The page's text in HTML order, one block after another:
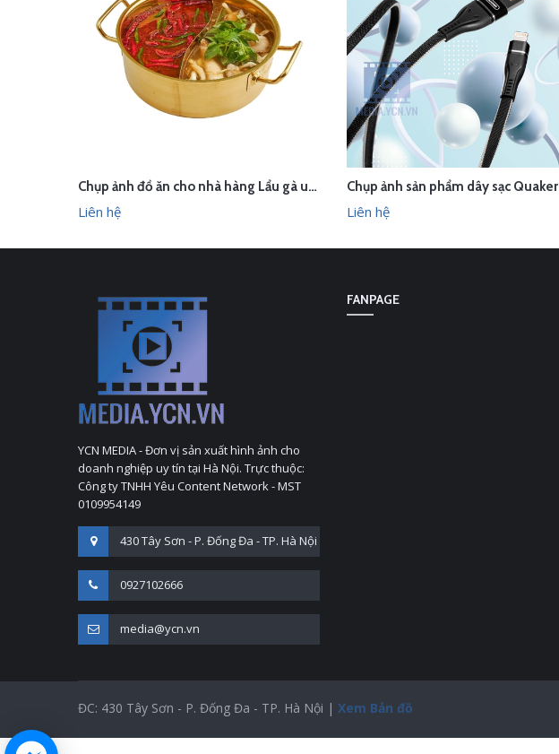
LIÊN HỆ XEM NHANH
Chụp ảnh đồ ăn cho nhà hàng Lẩu gà uyên ương
Liên hệ
LIÊN HỆ XEM NHANH
Chụp ảnh sản phẩm dây sạc Quaker
Liên hệ
YCN MEDIA - Đơn vị sản xuất hình ảnh cho
doanh nghiệp uy tín tại Hà Nội. Trực thuộc:
Công ty TNHH Yêu Content Network - MST
0109954149
430 Tây Sơn - P. Đống Đa - TP. Hà Nội
0927102666
media@ycn.vn
FANPAGE
ĐC: 430 Tây Sơn - P. Đống Đa - TP. Hà Nội | Xem Bản đồ